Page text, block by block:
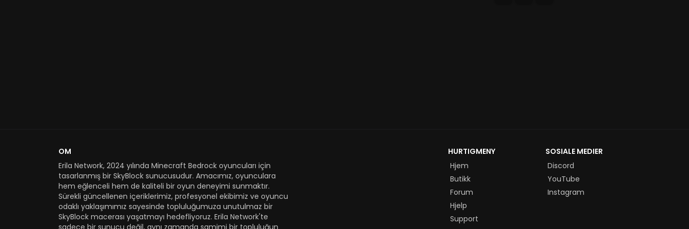
OM
Erila Network, 2024 yılında Minecraft Bedrock oyuncuları için
tasarlanmış bir SkyBlock sunucusudur. Amacımız, oyunculara
hem eğlenceli hem de kaliteli bir oyun deneyimi sunmaktır.
Sürekli güncellenen içeriklerimiz, profesyonel ekibimiz ve oyuncu
odaklı yaklaşımımız sayesinde topluluğumuza unutulmaz bir
SkyBlock macerası yaşatmayı hedefliyoruz. Erila Network'te
sadece bir sunucu değil, aynı zamanda samimi bir topluluğun
HURTIGMENY
Hjem
Butikk
Forum
Hjelp
Support
SOSIALE MEDIER
Discord
YouTube
Instagram